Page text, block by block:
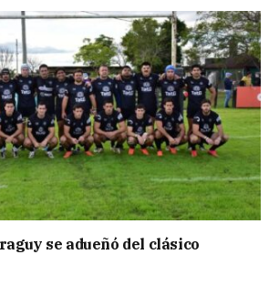
se adueñó del clásico